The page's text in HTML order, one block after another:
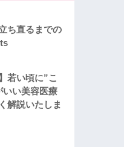
ち直るまでの
若い頃に”こ
いい美容医療
解説いたしま